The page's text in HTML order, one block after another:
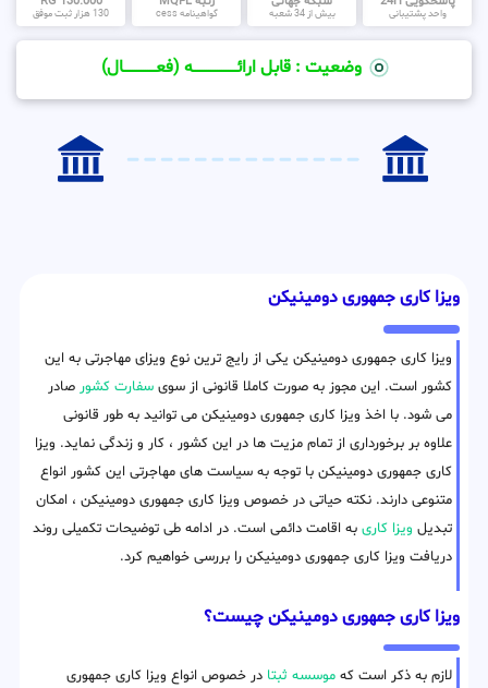
واحد پشتیبانی بیش از 34 شعبه گواهینامه cess 130 هزار ثبت موفق
وضعیت : قابل ارائــــــــــــــــــــه (فعـــــــــــــــال)
ویزا کاری جمهوری دومینیکن
ویزا کاری جمهوری دومینیکن یکی از رایج ترین نوع ویزای مهاجرتی به این
کشور است. این مجوز به صورت کاملا قانونی از سوی سفارت کشور صادر
می شود. با اخذ ویزا کاری جمهوری دومینیکن می توانید به طور قانونی
علاوه بر برخورداری از تمام مزیت ها در این کشور ، کار و زندگی نماید. ویزا
کاری جمهوری دومینیکن با توجه به سیاست های مهاجرتی این کشور انواع
متنوعی دارند. نکته حیاتی در خصوص ویزا کاری جمهوری دومینیکن ، امکان
تبدیل ویزا کاری به اقامت دائمی است. در ادامه طی توضیحات تکمیلی روند
دریافت ویزا کاری جمهوری دومینیکن را بررسی خواهیم کرد.
ویزا کاری جمهوری دومینیکن چیست؟
لازم به ذکر است که موسسه ثبتا در خصوص انواع ویزا کاری جمهوری